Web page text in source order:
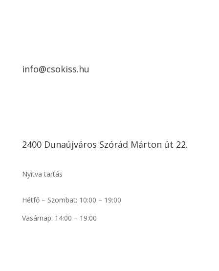
info@csokiss.hu
2400 Dunaújváros Szórád Márton út 22.
Nyitva tartás
Hétfő – Szombat: 10:00 – 19:00
Vasárnap: 14:00 – 19:00